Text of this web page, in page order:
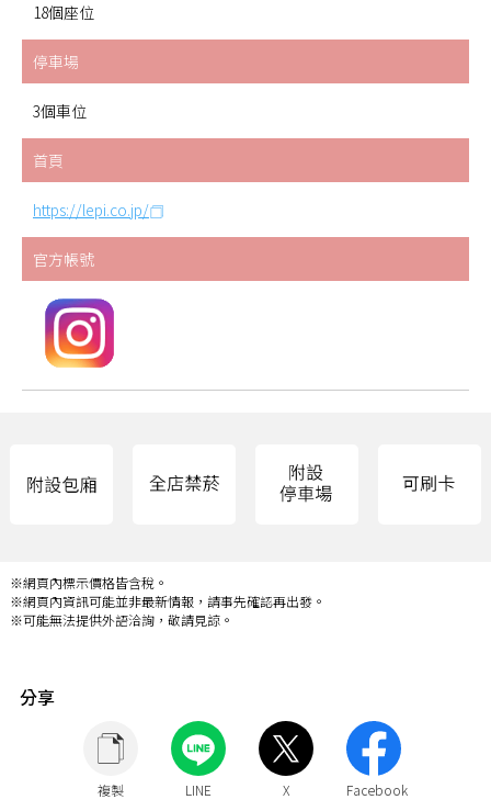
18個座位
停車場
3個車位
首頁
https://lepi.co.jp/
官方帳號
※網頁內標示價格皆含稅。
※網頁內資訊可能並非最新情報，請事先確認再出發。
※可能無法提供外語洽詢，敬請見諒。
分享
複製 LINE X Facebook